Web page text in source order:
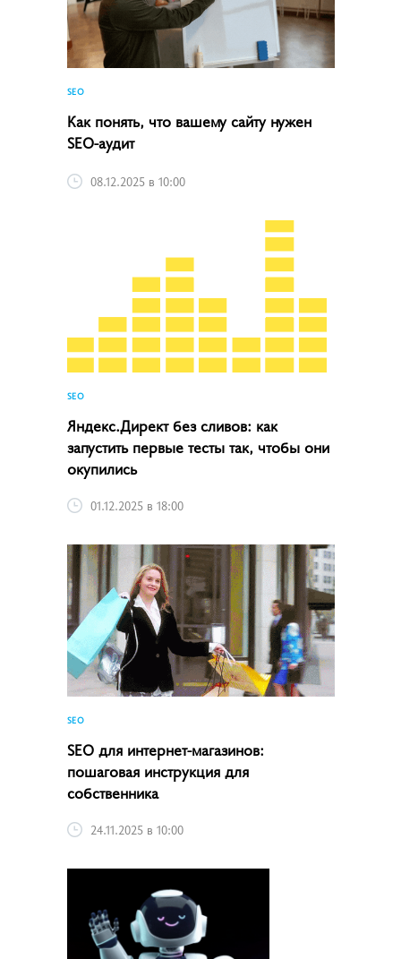
SEO
Как понять, что вашему сайту нужен
SEO-аудит
08.12.2025 в 10:00
SEO
Яндекс.Директ без сливов: как
запустить первые тесты так, чтобы они
окупились
01.12.2025 в 18:00
SEO
SEO для интернет-магазинов:
пошаговая инструкция для
собственника
24.11.2025 в 10:00